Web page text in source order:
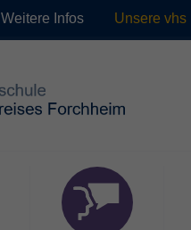
Weitere Infos Unsere vhs